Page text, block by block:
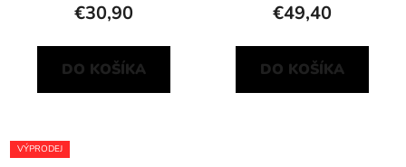
€30,90
DO KOŠÍKA
€49,40
DO KOŠÍKA
VÝPRODEJ